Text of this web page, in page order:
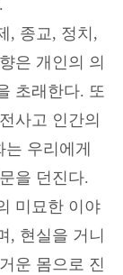
.
, 종교, 정치 ,
은 개인의 의
초래한다. 또
사고 인간의
우리에게
을 던진다.
미묘한 이야
, 현실을 거니
운 몸으로 진